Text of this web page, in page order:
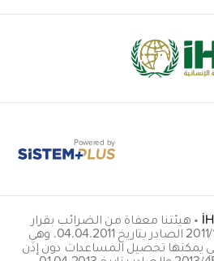
Powered by
• هيئتنا معفاة من الضرائب بقرار
مجلس الوزراء رقم 2011/1799 الصادر بتاريخ 04.04.2011. وهي
يمكنها تحصيل المساعدات دون إذن